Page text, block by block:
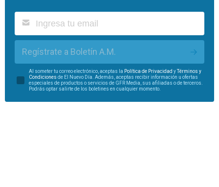
Regístrate a Boletín A.M.
Al someter tu correo electrónico, aceptas la Política de Privacidad yTérminos y
Condiciones de El Nuevo Día. Además, aceptas recibir información u ofertas
especiales de productos o servicios de GFR Media, sus afiliadas o de terceros.
Podrás optar salirte de los boletines en cualquier momento.